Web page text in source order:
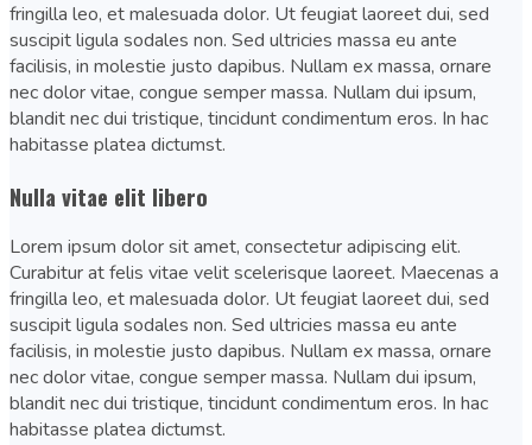
fringilla leo, et malesuada dolor. Ut feugiat laoreet dui, sed
suscipit ligula sodales non. Sed ultricies massa eu ante
facilisis, in molestie justo dapibus. Nullam ex massa, ornare
nec dolor vitae, congue semper massa. Nullam dui ipsum,
blandit nec dui tristique, tincidunt condimentum eros. In hac
habitasse platea dictumst.
Nulla vitae elit libero
Lorem ipsum dolor sit amet, consectetur adipiscing elit.
Curabitur at felis vitae velit scelerisque laoreet. Maecenas a
fringilla leo, et malesuada dolor. Ut feugiat laoreet dui, sed
suscipit ligula sodales non. Sed ultricies massa eu ante
facilisis, in molestie justo dapibus. Nullam ex massa, ornare
nec dolor vitae, congue semper massa. Nullam dui ipsum,
blandit nec dui tristique, tincidunt condimentum eros. In hac
habitasse platea dictumst.